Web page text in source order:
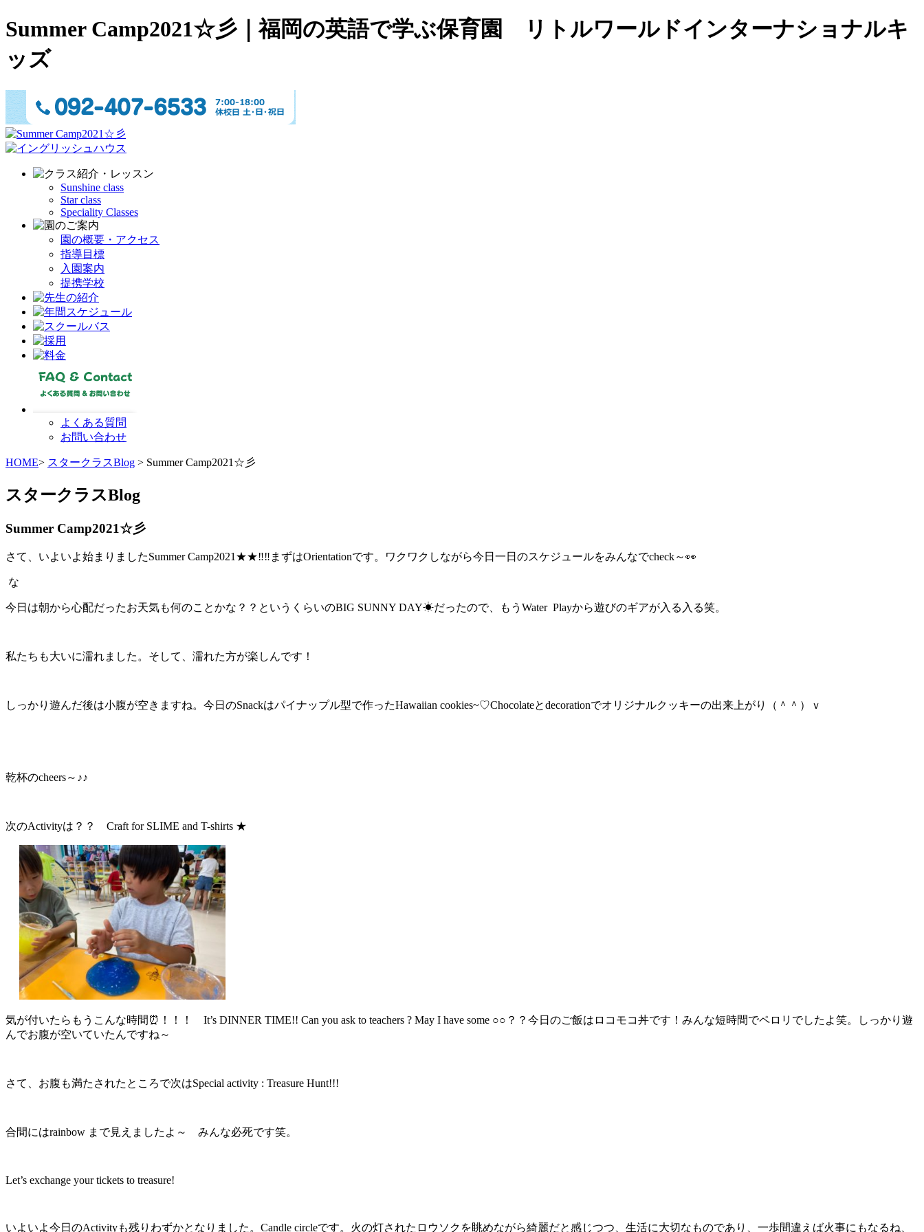
Summer Camp2021☆彡｜福岡の英語で学ぶ保育園 リトルワールドインターナショナルキ
ッズ
Sunshine class
Star class
Speciality Classes
園の概要・アクセス
指導目標
入園案内
提携学校
よくある質問
お問い合わせ
HOME> スタークラスBlog > Summer Camp2021☆彡
スタークラスBlog
Summer Camp2021☆彡
さて、いよいよ始まりましたSummer Camp2021★★‼‼まずはOrientationです。ワクワクしながら今日一日のスケジュールをみんなでcheck～👀
な
今日は朝から心配だったお天気も何のことかな？？というくらいのBIG SUNNY DAY☀だったので、もうWater Playから遊びのギアが入る入る笑。
私たちも大いに濡れました。そして、濡れた方が楽しんです！
しっかり遊んだ後は小腹が空きますね。今日のSnackはパイナップル型で作ったHawaiian cookies~♡Chocolateとdecorationでオリジナルクッキーの出来上がり（＾＾）ｖ
乾杯のcheers～♪♪
次のActivityは？？ Craft for SLIME and T-shirts ★
気が付いたらもうこんな時間⏰！！！ It’s DINNER TIME!! Can you ask to teachers ? May I have some ○○？？今日のご飯はロコモコ丼です！みんな短時間でペロリでしたよ笑。しっかり遊
んでお腹が空いていたんですね～
さて、お腹も満たされたところで次はSpecial activity : Treasure Hunt!!!
合間にはrainbow まで見えましたよ～ みんな必死です笑。
Let’s exchange your tickets to treasure!
いよいよ今日のActivityも残りわずかとなりました。Candle circleです。火の灯されたロウソクを眺めながら綺麗だと感じつつ、生活に大切なものであり、一歩間違えば火事にもなるね、